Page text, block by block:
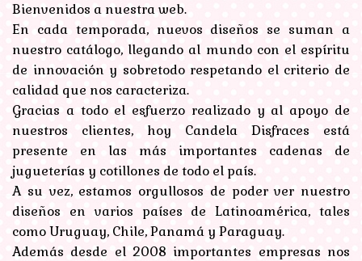
Bienvenidos a nuestra web.
En cada temporada, nuevos diseños se suman a
nuestro catálogo, llegando al mundo con el espíritu
de innovación y sobretodo respetando el criterio de
calidad que nos caracteriza.
Gracias a todo el esfuerzo realizado y al apoyo de
nuestros clientes, hoy Candela Disfraces está
presente en las más importantes cadenas de
jugueterías y cotillones de todo el país.
A su vez, estamos orgullosos de poder ver nuestro
diseños en varios países de Latinoamérica, tales
como Uruguay, Chile, Panamá y Paraguay.
Además desde el 2008 importantes empresas nos